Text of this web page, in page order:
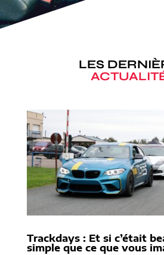
LES
Trackdays : Et si c’était
simple que ce que vous